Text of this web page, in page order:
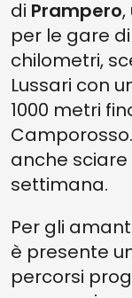
di Prampero
per le gare di
chilometri,
Lussari con
1000 metri
anche
settimana.
Per gli
è presente
percorsi